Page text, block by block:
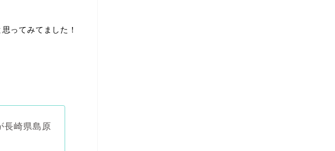
ってみてました！
長崎県島原